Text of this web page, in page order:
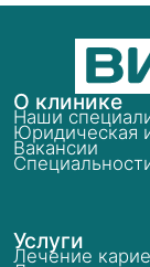
О клинике
Наши
Юридическая
Вакансии
Услуги
Лечение